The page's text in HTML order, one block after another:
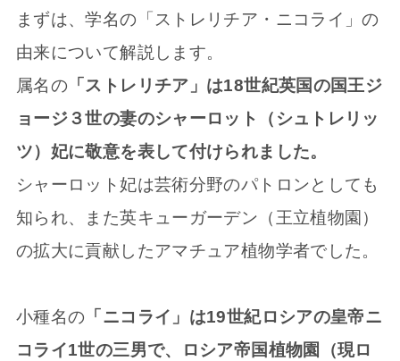
まずは、学名の「ストレリチア・ニコライ」の
由来について解説します。
属名の 「ストレリチア」は18世紀英国の国王ジ
ョージ３世の妻のシャーロット（シュトレリッ
ツ）妃に敬意を表して付けられました。
シャーロット妃は芸術分野のパトロンとしても
知られ、また英キューガーデン（王立植物園）
の拡大に貢献したアマチュア植物学者でした。
小種名の 「ニコライ」は19世紀ロシアの皇帝ニ
コライ1世の三男で、ロシア帝国植物園（現ロ